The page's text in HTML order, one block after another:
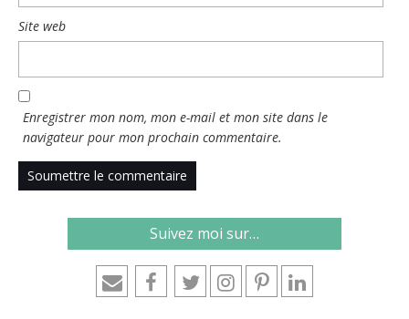
Site web
Enregistrer mon nom, mon e-mail et mon site dans le
navigateur pour mon prochain commentaire.
Suivez moi sur…